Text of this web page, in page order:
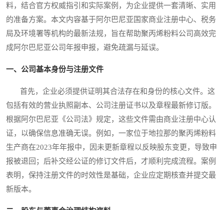
料，结合官方权威指引和实际案例，为企业提供一套清晰、实用
的准备方案。本文内容基于阿尔巴尼亚国家商业注册中心、税务
局及环境署等机构的最新法规，旨在帮助聚丙烯粉料公司高效完
成阿尔巴尼亚公司年报申报，避免疏漏与延误。
一、公司基本身份与注册文件
首先，企业必须提供证明其合法存在和身份的核心文件。这
包括有效的营业执照副本、公司注册证书以及章程最新修订版。
根据阿尔巴尼亚《公司法》规定，这些文件需由商业注册中心认
证，以确保信息准确无误。例如，一家位于地拉那的聚丙烯粉料
生产商在2023年年报中，因未更新章程以反映股东变更，导致申
报被退回；后补交经公证的修订文件后，才顺利完成流程。案例
表明，保持注册文件的时效性是基础，企业应定期核查并提交最
新版本。